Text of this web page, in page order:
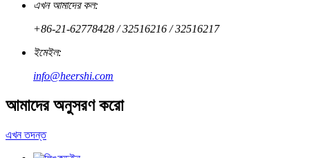
এখন আমাদের কল:
+86-21-62778428 / 32516216 / 32516217
ইমেইল:
info@heershi.com
আমাদের অনুসরণ করো
এখন তদন্ত